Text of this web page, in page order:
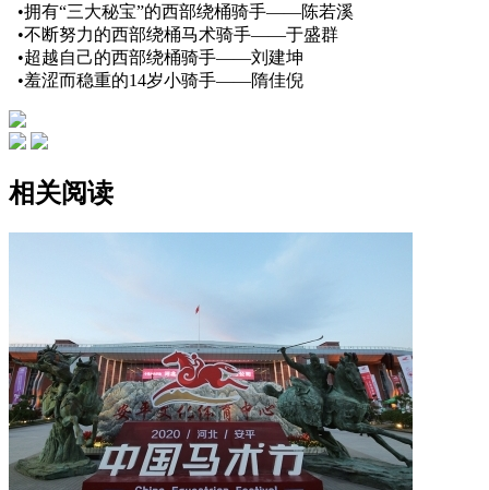
•拥有“三大秘宝”的西部绕桶骑手——陈若溪
•不断努力的西部绕桶马术骑手——于盛群
•超越自己的西部绕桶骑手——刘建坤
•羞涩而稳重的14岁小骑手——隋佳倪
相关阅读